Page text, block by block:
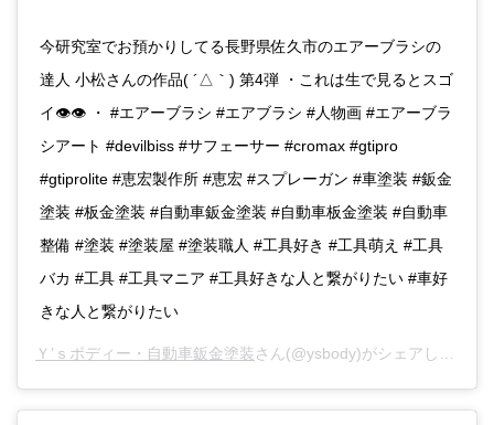
今研究室でお預かりしてる長野県佐久市のエアーブラシの
達人 小松さんの作品( ´△｀) 第4弾 ・これは生で見るとスゴ
イ👁👁 ・ #エアーブラシ #エアブラシ #人物画 #エアーブラ
シアート #devilbiss #サフェーサー #cromax #gtipro
#gtiprolite #恵宏製作所 #恵宏 #スプレーガン #車塗装 #鈑金
塗装 #板金塗装 #自動車鈑金塗装 #自動車板金塗装 #自動車
整備 #塗装 #塗装屋 #塗装職人 #工具好き #工具萌え #工具
バカ #工具 #工具マニア #工具好きな人と繋がりたい #車好
きな人と繋がりたい
Ｙ’ｓボディー・自動車鈑金塗装さん(@ysbody)がシェアした投稿 -